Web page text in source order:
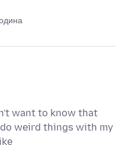
want to know that
weird things with my